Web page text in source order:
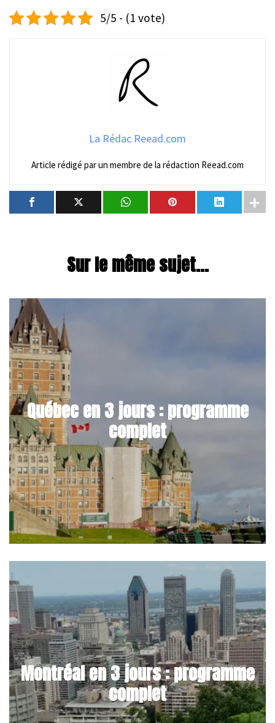
5/5 - (1 vote)
La Rédac Reead.com
Article rédigé par un membre de la rédaction Reead.com
Sur le même sujet...
Québec en 3 jours : programme
complet
Montréal en 3 jours : programme
complet